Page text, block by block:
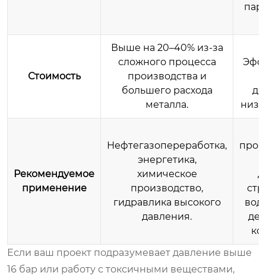
Стоимость
Выше на 20–40% из-за
сложного процесса
производства и
большего расхода
металла.
Рекомендуемое
применение
Нефтегазопереработка,
энергетика,
химическое
производство,
гидравлика высокого
давления.
Если ваш проект подразумевает давление выше
16 бар или работу с токсичными веществами,